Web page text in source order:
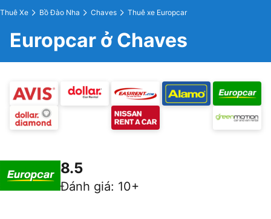
Thuê Xe Bồ Đào Nha Chaves Thuê xe Europcar
Europcar ở Chaves
8.5
Đánh giá: 10+